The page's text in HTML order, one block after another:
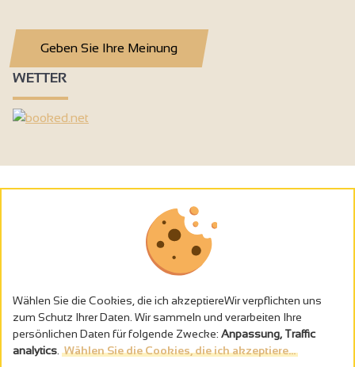
Geben Sie Ihre Meinung
WETTER
Alkoholmissbrauch ist gefährlich für die Gesundheit - trinken Sie in
Wählen Sie die Cookies, die ich akzeptiereWir verpflichten uns
zum Schutz Ihrer Daten. Wir sammeln und verarbeiten Ihre
persönlichen Daten für folgende Zwecke: Anpassung, Traffic
analytics Wählen Sie die Cookies, die ich akzeptiere...